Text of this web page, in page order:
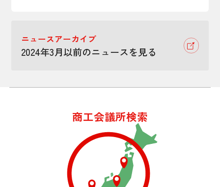
ニュースアーカイブ
2024年3月以前のニュースを見る
商工会議所検索